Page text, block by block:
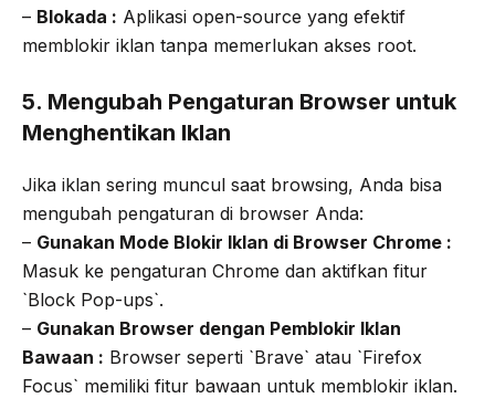
– Blokada : Aplikasi open-source yang efektif
memblokir iklan tanpa memerlukan akses root.
5. Mengubah Pengaturan Browser untuk
Menghentikan Iklan
Jika iklan sering muncul saat browsing, Anda bisa
mengubah pengaturan di browser Anda:
– Gunakan Mode Blokir Iklan di Browser Chrome :
Masuk ke pengaturan Chrome dan aktifkan fitur
`Block Pop-ups`.
– Gunakan Browser dengan Pemblokir Iklan
Bawaan : Browser seperti `Brave` atau `Firefox
Focus` memiliki fitur bawaan untuk memblokir iklan.